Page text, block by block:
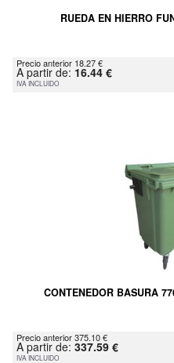
RUEDA EN HIERRO
Precio anterior 18.27 €
A partir de: 16.44 €
IVA INCLUIDO
CONTENEDOR BASURA
Precio anterior 375.10 €
A partir de: 337.59 €
IVA INCLUIDO